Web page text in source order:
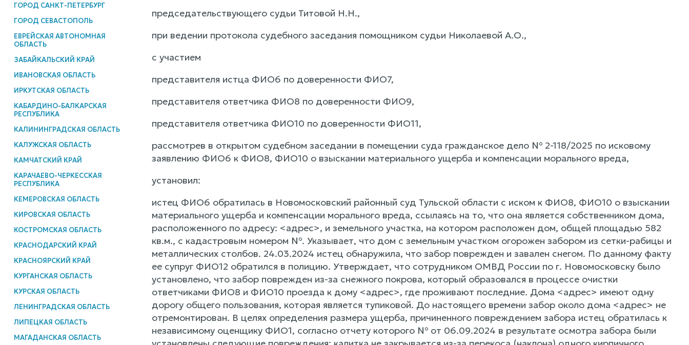
ГОРОД САНКТ-ПЕТЕРБУРГ
ГОРОД СЕВАСТОПОЛЬ
ЕВРЕЙСКАЯ АВТОНОМНАЯ
ОБЛАСТЬ
ЗАБАЙКАЛЬСКИЙ КРАЙ
ИВАНОВСКАЯ ОБЛАСТЬ
ИРКУТСКАЯ ОБЛАСТЬ
КАБАРДИНО-БАЛКАРСКАЯ
РЕСПУБЛИКА
КАЛИНИНГРАДСКАЯ ОБЛАСТЬ
КАЛУЖСКАЯ ОБЛАСТЬ
КАМЧАТСКИЙ КРАЙ
КАРАЧАЕВО-ЧЕРКЕССКАЯ
РЕСПУБЛИКА
КЕМЕРОВСКАЯ ОБЛАСТЬ
КИРОВСКАЯ ОБЛАСТЬ
КОСТРОМСКАЯ ОБЛАСТЬ
КРАСНОДАРСКИЙ КРАЙ
КРАСНОЯРСКИЙ КРАЙ
КУРГАНСКАЯ ОБЛАСТЬ
КУРСКАЯ ОБЛАСТЬ
ЛЕНИНГРАДСКАЯ ОБЛАСТЬ
ЛИПЕЦКАЯ ОБЛАСТЬ
МАГАДАНСКАЯ ОБЛАСТЬ
председательствующего судьи Титовой Н.Н.,
при ведении протокола судебного заседания помощником судьи Николаевой А.О.,
с участием
представителя истца ФИО6 по доверенности ФИО7,
представителя ответчика ФИО8 по доверенности ФИО9,
представителя ответчика ФИО10 по доверенности ФИО11,
рассмотрев в открытом судебном заседании в помещении суда гражданское дело № 2-118/2025 по исковому
заявлению ФИО6 к ФИО8, ФИО10 о взыскании материального ущерба и компенсации морального вреда,
установил:
истец ФИО6 обратилась в Новомосковский районный суд Тульской области с иском к ФИО8, ФИО10 о взыскании
материального ущерба и компенсации морального вреда, ссылаясь на то, что она является собственником дома,
расположенного по адресу: <адрес>, и земельного участка, на котором расположен дом, общей площадью 582
кв.м., с кадастровым номером №. Указывает, что дом с земельным участком огорожен забором из сетки-рабицы и
металлических столбов. 24.03.2024 истец обнаружила, что забор поврежден и завален снегом. По данному факту
ее супруг ФИО12 обратился в полицию. Утверждает, что сотрудником ОМВД России по г. Новомосковску было
установлено, что забор поврежден из-за снежного покрова, который образовался в процессе очистки
ответчиками ФИО8 и ФИО10 проезда к дому <адрес>, где проживают последние. Дома <адрес> имеют одну
дорогу общего пользования, которая является тупиковой. До настоящего времени забор около дома <адрес> не
отремонтирован. В целях определения размера ущерба, причиненного повреждением забора истец обратилась к
независимому оценщику ФИО1, согласно отчету которого № от 06.09.2024 в результате осмотра забора были